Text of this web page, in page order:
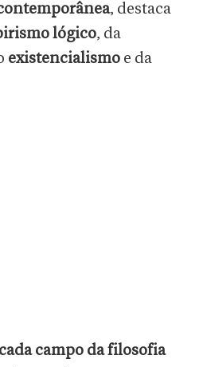
, destaca
lógico, da
existencialismo e da
cada campo da filosofia